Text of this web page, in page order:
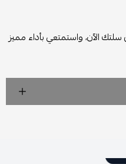
الآن، واستمتعي بأداء مميز